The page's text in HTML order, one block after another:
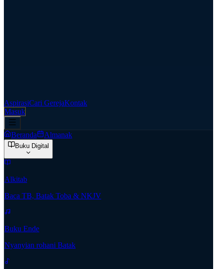
AspirasiCari GerejaKontak
Masuk
Beranda Almanak
Buku Digital
Alkitab
Baca TB, Batak Toba & NKJV
Buku Ende
Nyanyian rohani Batak